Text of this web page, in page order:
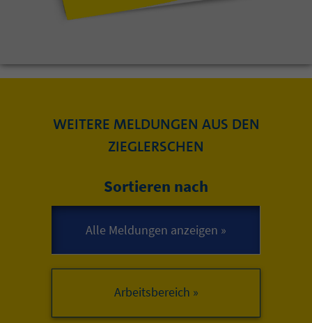
WEITERE MELDUNGEN AUS DEN
ZIEGLERSCHEN
Sortieren nach
Arbeitsbereich »